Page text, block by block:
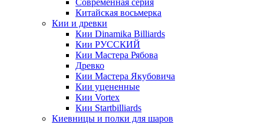
Современная серия
Китайская восьмерка
Кии и древки
Кии Dinamika Billiards
Кии РУССКИЙ
Кии Мастера Рябова
Древко
Кии Мастера Якубовича
Кии уцененные
Кии Vortex
Кии Startbilliards
Киевницы и полки для шаров